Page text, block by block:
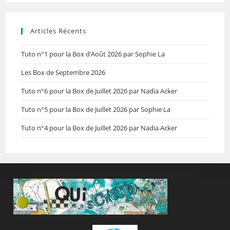
Articles Récents
Tuto n°1 pour la Box d’Août 2026 par Sophie La
Les Box de Septembre 2026
Tuto n°6 pour la Box de Juillet 2026 par Nadia Acker
Tuto n°5 pour la Box de Juillet 2026 par Sophie La
Tuto n°4 pour la Box de Juillet 2026 par Nadia Acker